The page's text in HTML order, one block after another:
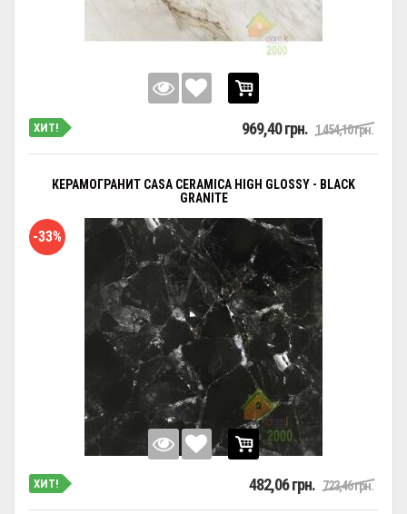
ХИТ! 969,40 грн. 1 454,10 грн.
КЕРАМОГРАНИТ CASA CERAMICA HIGH GLOSSY - BLACK
GRANITE
-33%
ХИТ! 482,06 грн. 723,46 грн.